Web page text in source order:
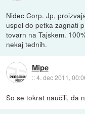
Nidec Corp. Jp,
uspel do petka zagnati
tovarn na Tajskem.
nekaj tednih.
Mipe
::4. dec 2011,
So se tokrat naučili, da